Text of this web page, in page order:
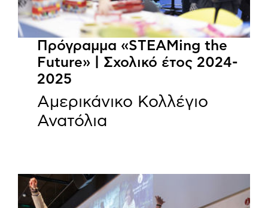
Πρόγραμμα «STEAMing the
Future» | Σχολικό έτος 2024-
2025
Αμερικάνικο Κολλέγιο
Ανατόλια